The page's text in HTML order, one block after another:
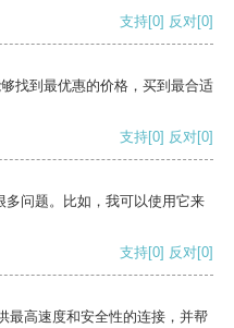
支持[0] 反对[0]
找到最优惠的价格，买到最合适
支持[0] 反对[0]
问题。比如，我可以使用它来
支持[0] 反对[0]
最高速度和安全性的连接，并帮